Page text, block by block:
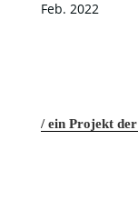
Feb. 2022
ein Projekt der